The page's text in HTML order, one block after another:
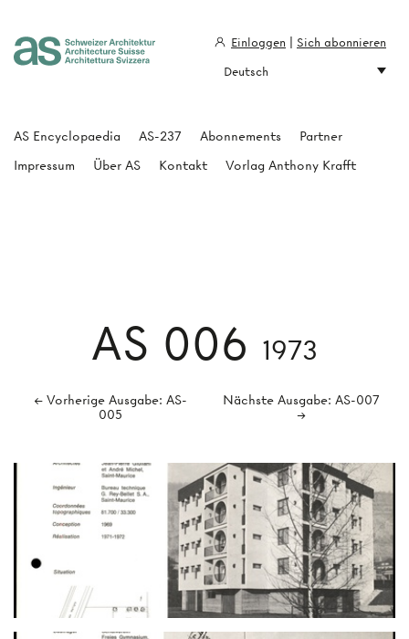
AS 006 1973
← Vorherige Ausgabe: AS-
005
Nächste Ausgabe: AS-007
→
AS Encyclopaedia AS-237 Abonnements
Partner
Impressum
Über AS Kontakt Vorlag Anthony Krafft
Einloggen
Sich abonnieren
Deutsch